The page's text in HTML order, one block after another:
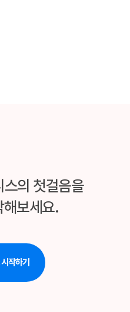
의 첫걸음을
해보세요.
작하기